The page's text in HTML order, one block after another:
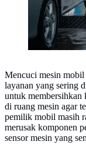
Mencuci mesin mobil
layanan yang sering
untuk membersihkan
di ruang mesin agar
pemilik mobil masih
merusak komponen
sensor mesin yang